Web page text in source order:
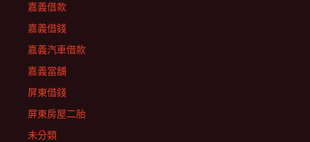
嘉義借款
嘉義借錢
嘉義汽車借款
嘉義當舖
屏東借錢
屏東房屋二胎
未分類